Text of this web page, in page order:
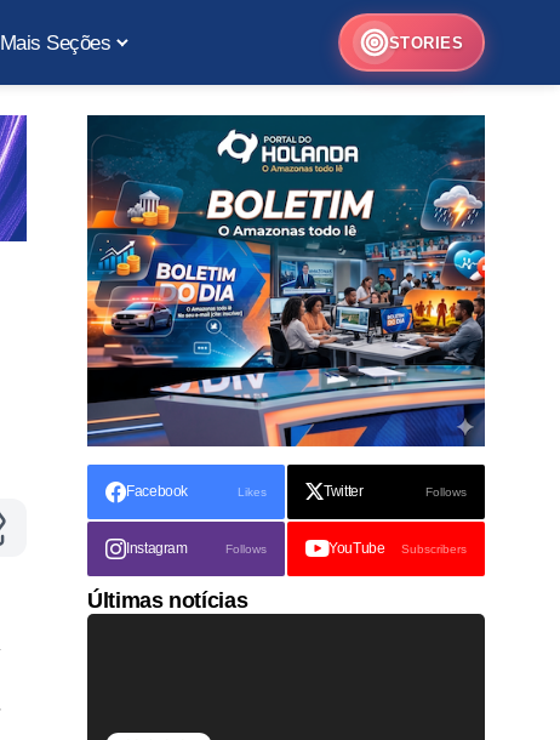
Mais Seções STORIES
Facebook Likes Twitter Follows
Instagram Follows YouTube Subscribers
Últimas notícias